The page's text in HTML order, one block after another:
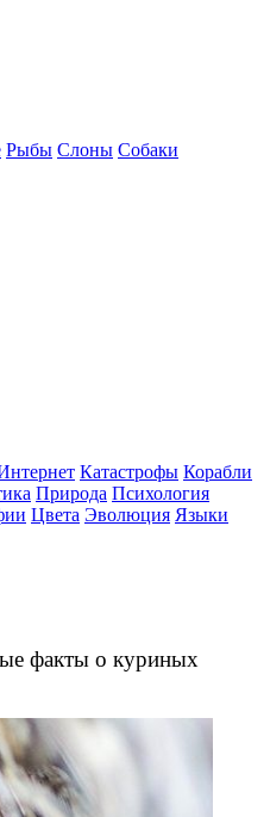
Рыбы Слоны Собаки
Катастрофы Корабли
Природа Психология
Цвета Эволюция Языки
факты о куриных